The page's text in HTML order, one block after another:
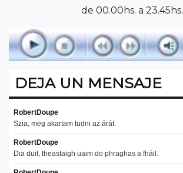
de 00.00hs. a 23.45hs.
DEJA UN MENSAJE